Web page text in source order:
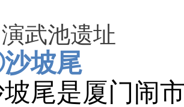
演武池遗址
沙坡尾
尾是厦门闹